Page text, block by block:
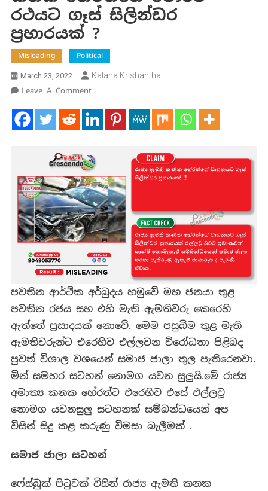
රථයට ගෑස් සිලින්ඩර
ප්‍රහාරයක් ?
Misleading Political
March 23, 2022 Kalana Krishantha
Leave A CommentOn
හේරත්ගේ
මොරට
ගෑස්
සිලින්ඩර
ප්‍රහාරයක්
?
පවතින ආර්ථික අර්බුදය හමුවේ මහ ජනයා තුළ
පවතින රජය සහ එහි මැති ඇමතිවරු කෙරෙහි
ඇත්තේ ප්‍රසාදයක් නොවේ. මෙම පසුබිම තුළ මැති
ඇමතිවරුන්ට එරෙහිව එල්ලවන විරෝධතා පිළිබද
පුවත් විශාල වශයෙන් සමාජ ජාලා තුල පැතිරෙනවා.
මින් සමහර සටහන් නොමග යවන සුලුයි.මේ රාජ්‍ය
අමාත්‍ය කනක හේරත්ට එරෙහිව එසේ එල්ලවූ
නොමග යවනසුලු සටහනක් සම්බන්ධයෙන් අප
විසින් සිදු කළ කරුණු විමසා බැලීමක් .
සමාජ ජාලා සටහන්
ෆේස්බුක් පිටුවක් විසින් රාජ්‍ය ඇමති කනක